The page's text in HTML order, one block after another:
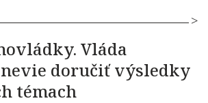
Vláda
doručiť výsledky
témach